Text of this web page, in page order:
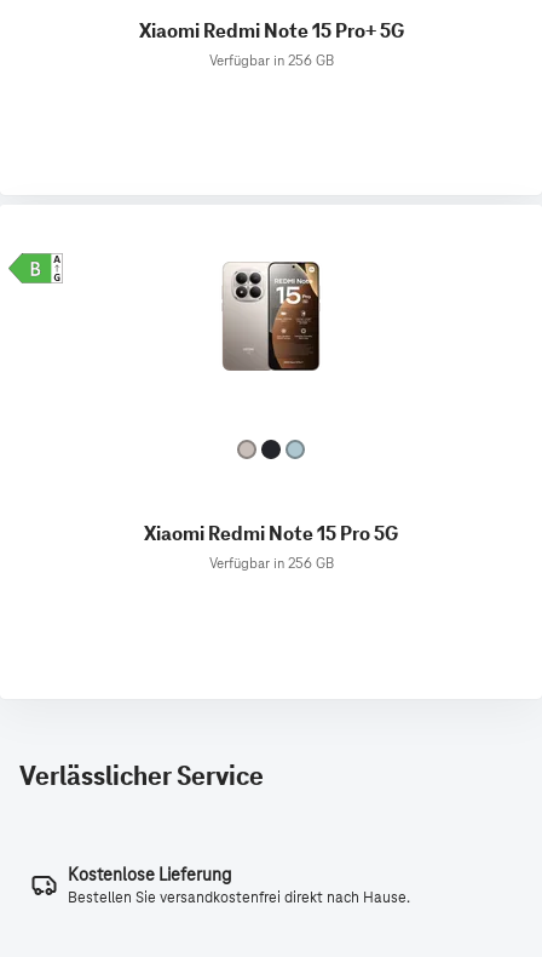
Xiaomi Redmi Note 15 Pro+ 5G
Verfügbar in 256 GB
Xiaomi Redmi Note 15 Pro 5G
Verfügbar in 256 GB
Verlässlicher Service
Kostenlose Lieferung
Bestellen Sie versandkostenfrei direkt nach Hause.